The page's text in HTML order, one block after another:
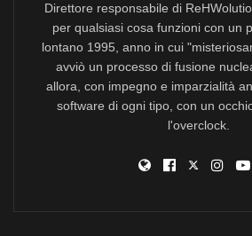
Direttore responsabile di
per qualsiasi cosa funzioni con un
lontano 1995, anno in cui
avviò un processo di fusione
allora, con impegno e imparzialità
software di ogni tipo, con un
l'overclock.